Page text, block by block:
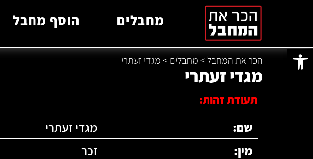
מחבלים הוסף מחבל
הכר את המחבל >מחבלים >מגדי זעתרי
מגדי זעתרי
תעודת זהות:
שם:
מגדי זעתרי
מין:
זכר
פתח סרגל נגישות